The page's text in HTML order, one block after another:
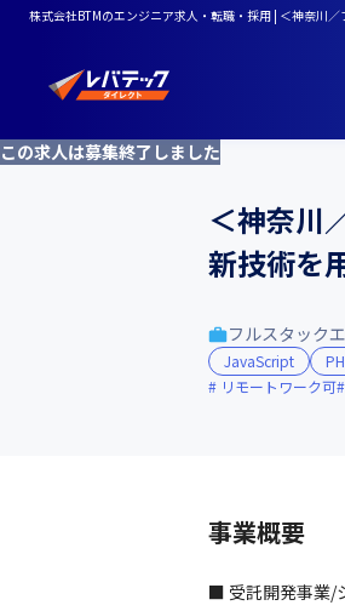
株式会社BTMのエンジニア求人・転職・採用 | ＜神奈川
この求人は募集終了しました
＜神奈川
新技術を
フルスタック
JavaScript
リモートワーク可
事業概要
■ 受託開発事業/